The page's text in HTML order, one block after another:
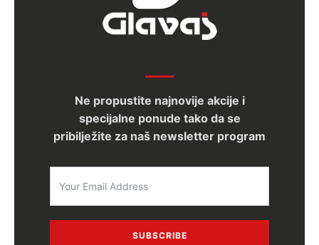
Ne propustite najnovije akcije i
specijalne ponude tako da se
pribilježite za naš newsletter program
SUBSCRIBE